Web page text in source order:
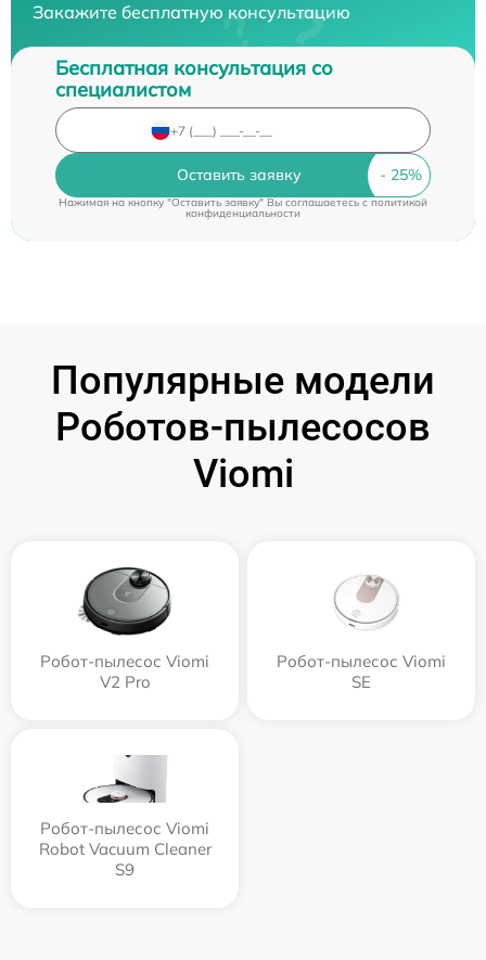
Закажите бесплатную консультацию
Бесплатная консультация со
специалистом
Оставить заявку
Нажимая на кнопку "Оставить заявку" Вы соглашаетесь cполитикой
конфиденциальности
Популярные модели
Роботов-пылесосов
Viomi
Робот-пылесос Viomi
V2 Pro
Робот-пылесос Viomi
SE
Робот-пылесос Viomi
Robot Vacuum Cleaner
S9